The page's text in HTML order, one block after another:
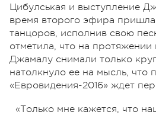
Цибулськая и выступление
время второго эфира
танцоров, исполнив свою
отметила, что на протяжении
Джамалу снимали только
натолкнуло ее на мысль, что
«Евровидения-2016» ждет
«Только мне кажется, что